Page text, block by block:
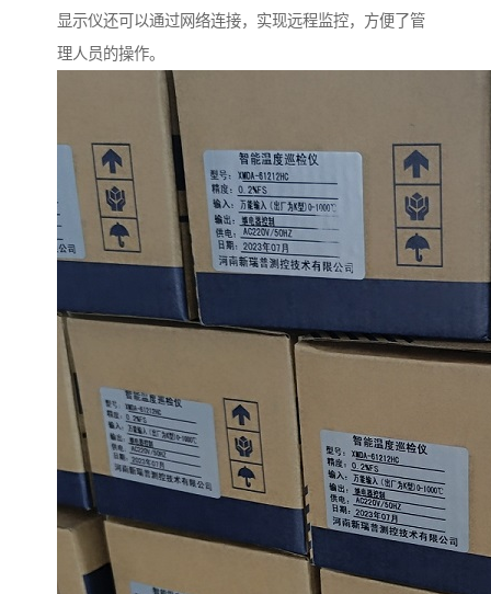
显示仪还可以通过网络连接，实现远程监控，方便了管
理人员的操作。